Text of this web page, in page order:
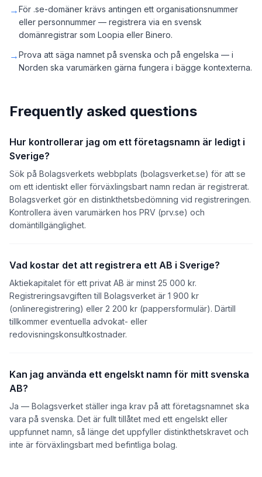
→För .se-domäner krävs antingen ett organisationsnummer
eller personnummer — registrera via en svensk
domänregistrar som Loopia eller Binero.
→Prova att säga namnet på svenska och på engelska — i
Norden ska varumärken gärna fungera i bägge kontexterna.
Frequently asked questions
Hur kontrollerar jag om ett företagsnamn är ledigt i
Sverige?
Sök på Bolagsverkets webbplats (bolagsverket.se) för att se
om ett identiskt eller förväxlingsbart namn redan är registrerat.
Bolagsverket gör en distinkthetsbedömning vid registreringen.
Kontrollera även varumärken hos PRV (prv.se) och
domäntillgänglighet.
Vad kostar det att registrera ett AB i Sverige?
Aktiekapitalet för ett privat AB är minst 25 000 kr.
Registreringsavgiften till Bolagsverket är 1 900 kr
(onlineregistrering) eller 2 200 kr (pappersformulär). Därtill
tillkommer eventuella advokat- eller
redovisningskonsultkostnader.
Kan jag använda ett engelskt namn för mitt svenska
AB?
Ja — Bolagsverket ställer inga krav på att företagsnamnet ska
vara på svenska. Det är fullt tillåtet med ett engelskt eller
uppfunnet namn, så länge det uppfyller distinkthetskravet och
inte är förväxlingsbart med befintliga bolag.